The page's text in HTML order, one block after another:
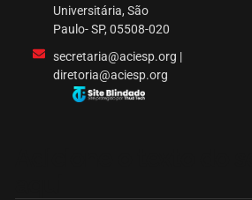
Universitária, São
Paulo- SP, 05508-020
secretaria@aciesp.org |
diretoria@aciesp.org